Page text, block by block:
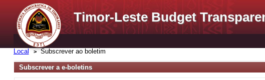
Timor-Leste Budget
Local Subscrever ao boletim
Subscrever a e-boletins